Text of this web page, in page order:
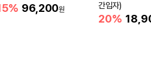
96,200원
간입자)
20%